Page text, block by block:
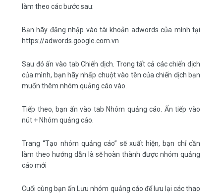
làm theo các bước sau:
Bạn hãy đăng nhập vào tài khoản adwords của mình tại
https://adwords.google.com.vn
Sau đó ấn vào tab Chiến dịch. Trong tất cả các chiến dịch
của mình, bạn hãy nhấp chuột vào tên của chiến dịch bạn
muốn thêm nhóm quảng cáo vào.
Tiếp theo, bạn ấn vào tab Nhóm quảng cáo. Ấn tiếp vào
nút + Nhóm quảng cáo.
Trang “Tạo nhóm quảng cáo” sẽ xuất hiện, bạn chỉ cần
làm theo hướng dẫn là sẽ hoàn thành được nhóm quảng
cáo mới
Cuối cùng bạn ấn Lưu nhóm quảng cáo để lưu lại các thao